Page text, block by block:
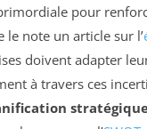
pour
le note un article sur l’
doivent adapter
à travers ces